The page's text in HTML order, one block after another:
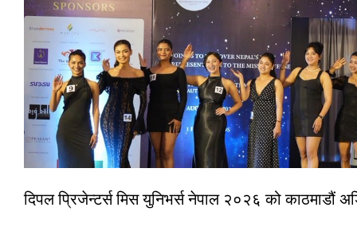
दिपल प्रिजेन्टर्स मिस युनिभर्स नेपाल २०२६ को काठमाडौं